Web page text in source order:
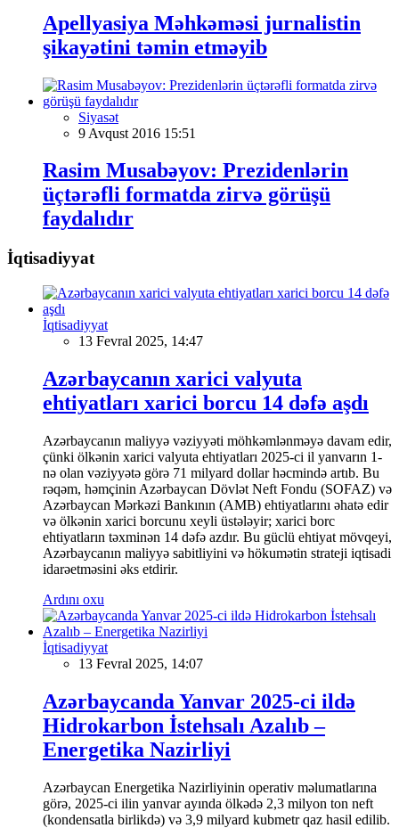
Apellyasiya Məhkəməsi jurnalistin
şikayətini təmin etməyib
Siyasət
9 Avqust 2016 15:51
Rasim Musabəyov: Prezidenlərin
üçtərəfli formatda zirvə görüşü
faydalıdır
İqtisadiyyat
İqtisadiyyat
13 Fevral 2025, 14:47
Azərbaycanın xarici valyuta
ehtiyatları xarici borcu 14 dəfə aşdı
Azərbaycanın maliyyə vəziyyəti möhkəmlənməyə davam edir,
çünki ölkənin xarici valyuta ehtiyatları 2025-ci il yanvarın 1-
nə olan vəziyyətə görə 71 milyard dollar həcmində artıb. Bu
rəqəm, həmçinin Azərbaycan Dövlət Neft Fondu (SOFAZ) və
Azərbaycan Mərkəzi Bankının (AMB) ehtiyatlarını əhatə edir
və ölkənin xarici borcunu xeyli üstələyir; xarici borc
ehtiyatların təxminən 14 dəfə azdır. Bu güclü ehtiyat mövqeyi,
Azərbaycanın maliyyə sabitliyini və hökumətin strateji iqtisadi
idarəetməsini əks etdirir.
Ardını oxu
İqtisadiyyat
13 Fevral 2025, 14:07
Azərbaycanda Yanvar 2025-ci ildə
Hidrokarbon İstehsalı Azalıb –
Energetika Nazirliyi
Azərbaycan Energetika Nazirliyinin operativ məlumatlarına
görə, 2025-ci ilin yanvar ayında ölkədə 2,3 milyon ton neft
(kondensatla birlikdə) və 3,9 milyard kubmetr qaz hasil edilib.